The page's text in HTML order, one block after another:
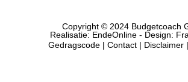
Copyright © 2024 Budgetcoach
Realisatie: EndeOnline- Design:
Gedragscode| Contact| Disclaimer |